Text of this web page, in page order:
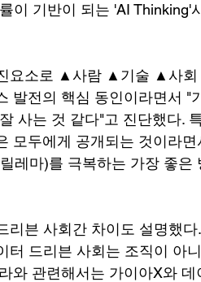
이 기반이 되는 'AI Thinking'
요소로 ▲사람 ▲기술 ▲사회
발전의 핵심 동인이라면서 "
사는 것 같다"고 진단했다.
모두에게 공개되는 것이라
레마)를 극복하는 가장 좋
리븐 사회간 차이도 설명했
터 드리븐 사회는 조직이 아
와 관련해서는 가이아X와